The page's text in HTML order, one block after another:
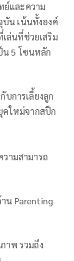
ย์และความ
บัน เน้นทั้งองค์
ล่นที่ช่วยเสริม
น 5 โซนหลัก
บการเลี้ยงลูก
ใหม่จากสปีก
ามสามารถ
น Parenting
าพ รวมถึง